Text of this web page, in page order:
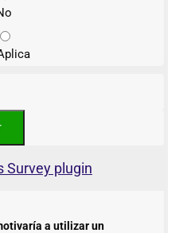
Survey plugin
a utilizar un